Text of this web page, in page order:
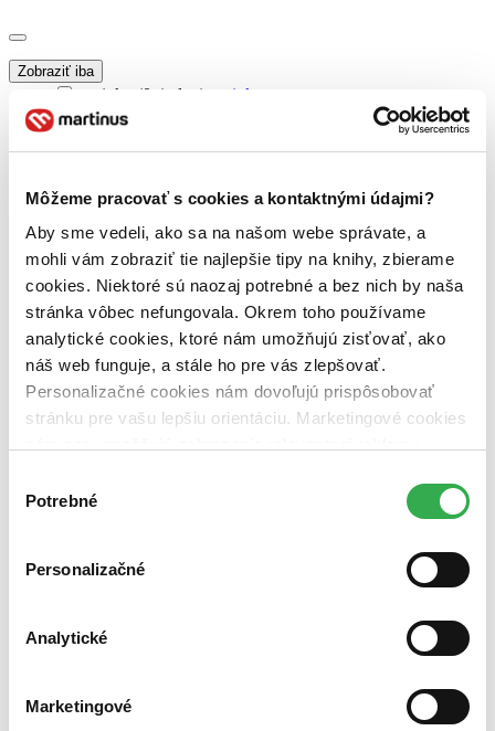
Môžeme pracovať s cookies a kontaktnými údajmi?
Aby sme vedeli, ako sa na našom webe správate, a
mohli vám zobraziť tie najlepšie tipy na knihy, zbierame
cookies. Niektoré sú naozaj potrebné a bez nich by naša
stránka vôbec nefungovala. Okrem toho používame
analytické cookies, ktoré nám umožňujú zisťovať, ako
náš web funguje, a stále ho pre vás zlepšovať.
Personalizačné cookies nám dovoľujú prispôsobovať
stránku pre vašu lepšiu orientáciu. Marketingové cookies
nám pomohlo, keby sme mohli používať všetky tieto
súhlasu
Potrebné
Personalizačné
Analytické
Marketingové
Zobraziť iba
novinky (0 titulov)
novinky
zľavnené tituly (0 titulov)
Dostupnosť
predpredaj (0 titulov)predpredaj
pripravujeme (0 titulov)
pripravujeme
dostupná (bez vypredaných) (0 titulov)
dostupná (bez
vypredaných)
Nové / čítané
nová (0 titulov) nová
čítaná (0 titulov)čítaná
čítaná - výborný stav (0 titulov)čítaná - výborný stav
čítaná - mierne opotrebovaná (0 titulov)čítaná - mierne
opotrebovaná
vypredaných kníh
Zúžiť výber
Bestsellery
Najdrahšie